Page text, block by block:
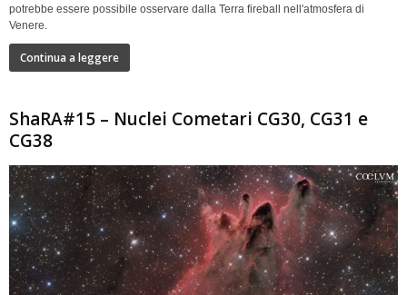
potrebbe essere possibile osservare dalla Terra fireball nell'atmosfera di
Venere.
Continua a leggere
ShaRA#15 – Nuclei Cometari CG30, CG31 e
CG38